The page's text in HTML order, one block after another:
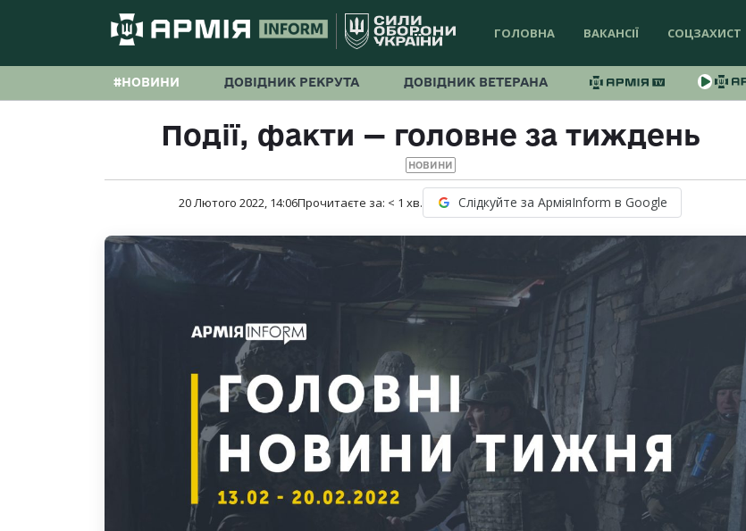
ГОЛОВНА ВАКАНСІЇ СОЦЗАХИСТ
#НОВИНИ ДОВІДНИК РЕКРУТА ДОВІДНИК ВЕТЕРАНА
Події, факти — головне за тиждень
НОВИНИ
20 Лютого 2022, 14:06Прочитаєте за: < 1 хв. Слідкуйте за АрміяInform в Google